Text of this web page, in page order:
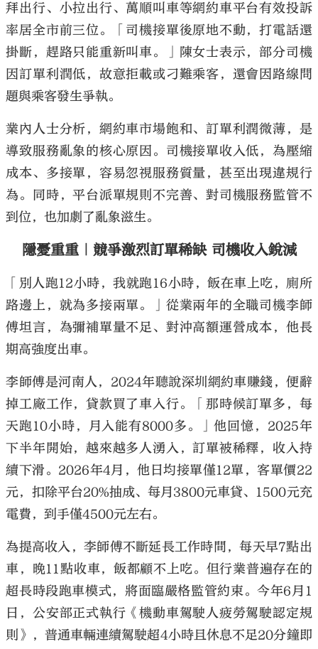
拜出行、小拉出行、萬順叫車等網約車平台有效投訴
率居全市前三位。「司機接單後原地不動，打電話還
掛斷，趕路只能重新叫車。」陳女士表示，部分司機
因訂單利潤低，故意拒載或刁難乘客，還會因路線問
題與乘客發生爭執。
業內人士分析，網約車市場飽和、訂單利潤微薄，是
導致服務亂象的核心原因。司機接單收入低，為壓縮
成本、多接單，容易忽視服務質量，甚至出現違規行
為。同時，平台派單規則不完善、對司機服務監管不
到位，也加劇了亂象滋生。
隱憂重重｜競爭激烈訂單稀缺 司機收入銳減
「別人跑12小時，我就跑16小時，飯在車上吃，廁所
路邊上，就為多接兩單。」從業兩年的全職司機李師
傅坦言，為彌補單量不足、對沖高額運營成本，他長
期高強度出車。
李師傅是河南人，2024年聽說深圳網約車賺錢，便辭
掉工廠工作，貸款買了車入行。「那時候訂單多，每
天跑10小時，月入能有8000多。」他回憶，2025年
下半年開始，越來越多人湧入，訂單被稀釋，收入持
續下滑。2026年4月，他日均接單僅12單，客單價22
元，扣除平台20%抽成、每月3800元車貸、1500元充
電費，到手僅4500元左右。
為提高收入，李師傅不斷延長工作時間，每天早7點出
車，晚11點收車，飯都顧不上吃。但行業普遍存在的
超長時段跑車模式，將面臨嚴格監管約束。今年6月1
日，公安部正式執行《機動車駕駛人疲勞駕駛認定規
則》，普通車輛連續駕駛超4小時且休息不足20分鐘即